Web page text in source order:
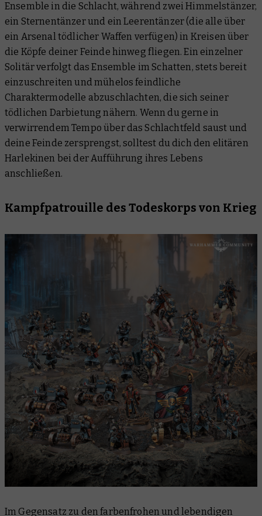
Ensemble in die Schlacht, während zwei Himmelstänzer,
ein Sternentänzer und ein Leerentänzer (die alle über
ein Arsenal tödlicher Waffen verfügen) in Kreisen über
die Köpfe deiner Feinde hinweg fliegen. Ein einzelner
Solitär verfolgt das Ensemble im Schatten, stets bereit
einzuschreiten und mühelos feindliche
Charaktermodelle abzuschlachten, die sich seiner
tödlichen Darbietung nähern. Wenn du gerne in
verwirrendem Tempo über das Schlachtfeld saust und
deine Feinde zersprengst, solltest du dich den elitären
Harlekinen bei der Aufführung ihres Lebens
anschließen.
Kampfpatrouille des Todeskorps von Krieg
Im Gegensatz zu den farbenfrohen und lebendigen